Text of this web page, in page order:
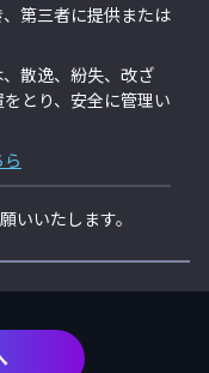
第三者に提供または
散逸、紛失、改ざ
とり、安全に管理い
ら
いいたします。